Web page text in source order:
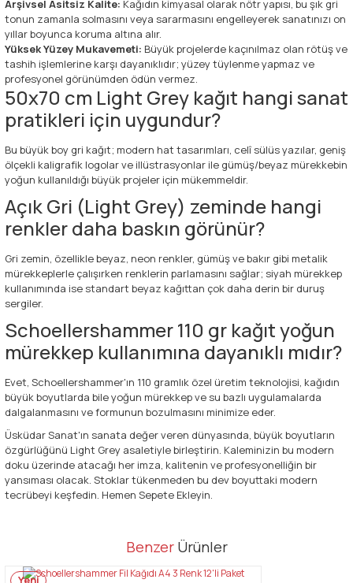
Arşivsel Asitsiz Kalite: Kağıdın kimyasal olarak nötr yapısı, bu şık gri
tonun zamanla solmasını veya sararmasını engelleyerek sanatınızı on
yıllar boyunca koruma altına alır.
Yüksek Yüzey Mukavemeti: Büyük projelerde kaçınılmaz olan rötüş ve
tashih işlemlerine karşı dayanıklıdır; yüzey tüylenme yapmaz ve
profesyonel görünümden ödün vermez.
50x70 cm Light Grey kağıt hangi sanat
pratikleri için uygundur?
Bu büyük boy gri kağıt; modern hat tasarımları, celî sülüs yazılar, geniş
ölçekli kaligrafik logolar ve illüstrasyonlar ile gümüş/beyaz mürekkebin
yoğun kullanıldığı büyük projeler için mükemmeldir.
Açık Gri (Light Grey) zeminde hangi
renkler daha baskın görünür?
Gri zemin, özellikle beyaz, neon renkler, gümüş ve bakır gibi metalik
mürekkeplerle çalışırken renklerin parlamasını sağlar; siyah mürekkep
kullanımında ise standart beyaz kağıttan çok daha derin bir duruş
sergiler.
Schoellershammer 110 gr kağıt yoğun
mürekkep kullanımına dayanıklı mıdır?
Evet, Schoellershammer'ın 110 gramlık özel üretim teknolojisi, kağıdın
büyük boyutlarda bile yoğun mürekkep ve su bazlı uygulamalarda
dalgalanmasını ve formunun bozulmasını minimize eder.
Üsküdar Sanat'ın sanata değer veren dünyasında, büyük boyutların
özgürlüğünü Light Grey asaletiyle birleştirin. Kaleminizin bu modern
doku üzerinde atacağı her imza, kalitenin ve profesyonelliğin bir
yansıması olacak. Stoklar tükenmeden bu dev boyuttaki modern
tecrübeyi keşfedin. Hemen Sepete Ekleyin.
Bu ürüne ilk yorumu siz yapın!
Bu ürünün fiyat bilgisi, resim, ürün açıklamalarında ve diğer
tarafımıza iletebilirsiniz.
Benzer Ürünler
Yeni